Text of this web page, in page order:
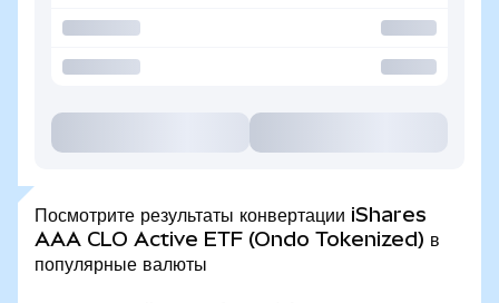
Посмотрите результаты конвертации iShares
AAA CLO Active ETF (Ondo Tokenized) в
популярные валюты